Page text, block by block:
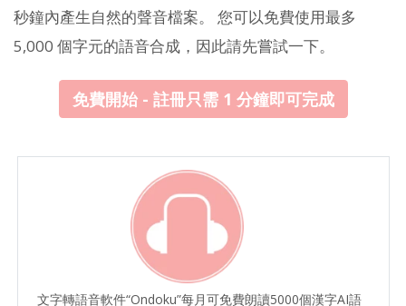
秒鐘內產生自然的聲音檔案。 您可以免費使用最多
5,000 個字元的語音合成，因此請先嘗試一下。
免費開始 - 註冊只需 1 分鐘即可完成
文字轉語音軟件“Ondoku”每月可免費朗讀5000個漢字AI語